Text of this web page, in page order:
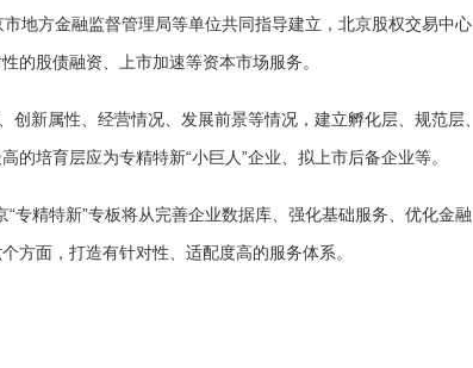
地方金融监督管理局等单位共同指导建立，北京股权交易中心
的股债融资、上市加速等资本市场服务。
创新属性、经营情况、发展前景等情况，建立孵化层、规范层、
培育层应为专精特新“小巨人”企业、拟上市后备企业等。
“专精特新”专板将从完善企业数据库、强化基础服务、优化金融
方面，打造有针对性、适配度高的服务体系。